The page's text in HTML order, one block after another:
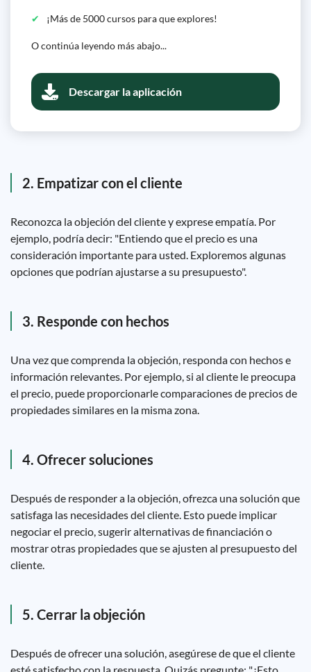
¡Más de 5000 cursos para que explores!
O continúa leyendo más abajo...
Descargar la aplicación
2. Empatizar con el cliente
Reconozca la objeción del cliente y exprese empatía. Por
ejemplo, podría decir: "Entiendo que el precio es una
consideración importante para usted. Exploremos algunas
opciones que podrían ajustarse a su presupuesto".
3. Responde con hechos
Una vez que comprenda la objeción, responda con hechos e
información relevantes. Por ejemplo, si al cliente le preocupa
el precio, puede proporcionarle comparaciones de precios de
propiedades similares en la misma zona.
4. Ofrecer soluciones
Después de responder a la objeción, ofrezca una solución que
satisfaga las necesidades del cliente. Esto puede implicar
negociar el precio, sugerir alternativas de financiación o
mostrar otras propiedades que se ajusten al presupuesto del
cliente.
5. Cerrar la objeción
Después de ofrecer una solución, asegúrese de que el cliente